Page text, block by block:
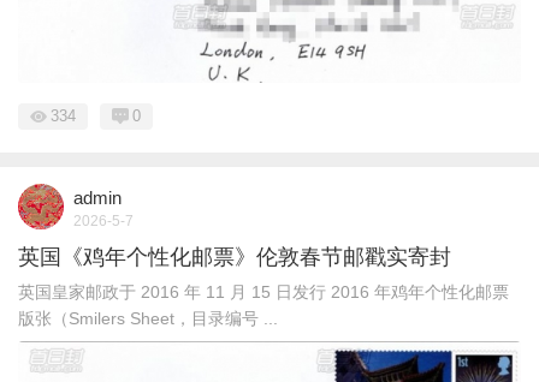
334 0
admin
2026-5-7
英国《鸡年个性化邮票》伦敦春节邮戳实寄封
英国皇家邮政于 2016 年 11 月 15 日发行 2016 年鸡年个性化邮票
版张（Smilers Sheet，目录编号 ...